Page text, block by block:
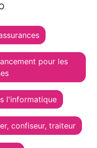
pour les
l'informatique
confiseur, traiteur